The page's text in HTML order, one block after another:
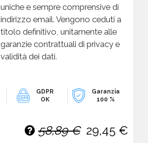
uniche e sempre comprensive di
indirizzo email. Vengono ceduti a
titolo definitivo, unitamente alle
garanzie contrattuali di privacy e
validità dei dati.
GDPR
OK
Garanzia
100 %
58,89 € 29,45 €